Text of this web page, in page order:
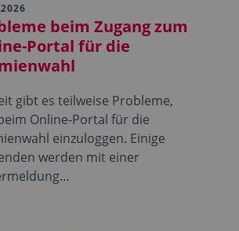
beim Zugang zum
Portal für die
gibt es teilweise Probleme,
Online-Portal für die
einzuloggen. Einige
werden mit einer